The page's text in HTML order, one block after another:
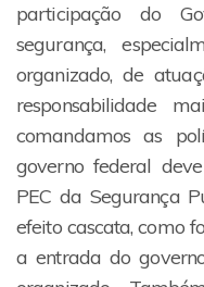
participação do
segurança,
organizado, de
responsabilidade
comandamos as
governo federal
PEC da Segurança
efeito cascata, como
a entrada do